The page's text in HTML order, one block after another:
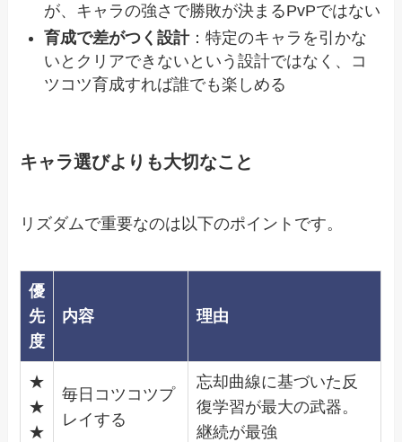
が、キャラの強さで勝敗が決まるPvPではない
育成で差がつく設計：特定のキャラを引かな
いとクリアできないという設計ではなく、コ
ツコツ育成すれば誰でも楽しめる
キャラ選びよりも大切なこと
リズダムで重要なのは以下のポイントです。
優
先
度
内容 理由
★
★
★
毎日コツコツプ
レイする
忘却曲線に基づいた反
復学習が最大の武器。
継続が最強